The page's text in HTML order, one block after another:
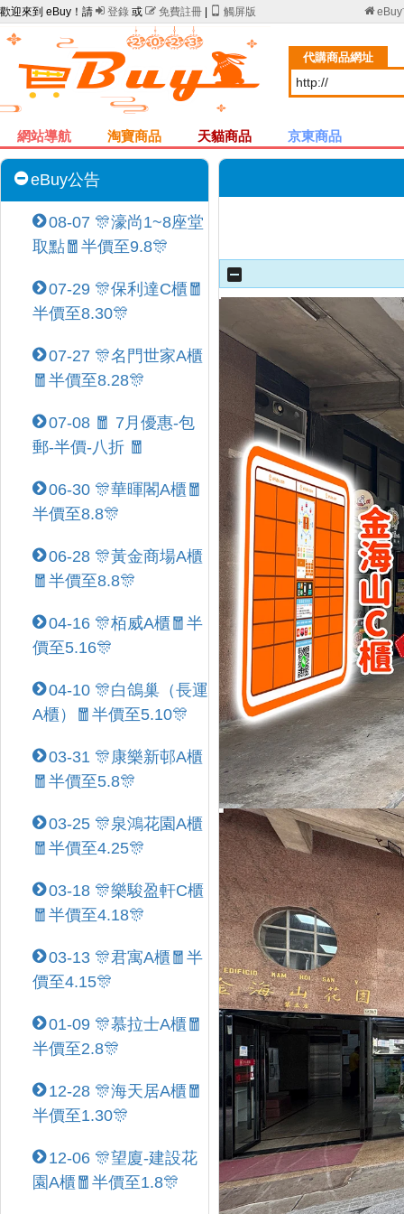
歡迎來到 eBuy！請  登錄 或  免費註冊 觸屏版 eBuy
代購商品網址
網站導航 淘寶商品 天貓商品 京東商品
eBuy公告
08-07 🎊濠尚1~8座堂
取點🧧半價至9.8🎊
07-29 🎊保利達C櫃🧧
半價至8.30🎊
07-27 🎊名門世家A櫃
🧧半價至8.28🎊
07-08 🧧 7月優惠-包
郵-半價-八折 🧧
06-30 🎊華暉閣A櫃🧧
半價至8.8🎊
06-28 🎊黃金商場A櫃
🧧半價至8.8🎊
04-16 🎊栢威A櫃🧧半
價至5.16🎊
04-10 🎊白鴿巢（長運
A櫃）🧧半價至5.10🎊
03-31 🎊康樂新邨A櫃
🧧半價至5.8🎊
03-25 🎊泉鴻花園A櫃
🧧半價至4.25🎊
03-18 🎊樂駿盈軒C櫃
🧧半價至4.18🎊
03-13 🎊君寓A櫃🧧半
價至4.15🎊
01-09 🎊慕拉士A櫃🧧
半價至2.8🎊
12-28 🎊海天居A櫃🧧
半價至1.30🎊
12-06 🎊望廈-建設花
園A櫃🧧半價至1.8🎊